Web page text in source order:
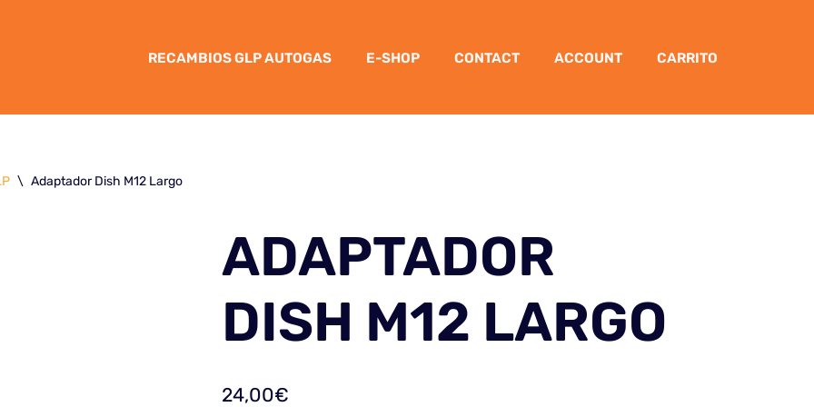
RECAMBIOS GLP AUTOGAS E-SHOP CONTACT ACCOUNT CARRITO
\ Adaptador Dish M12 Largo
ADAPTADOR
DISH M12 LARGO
24,00€